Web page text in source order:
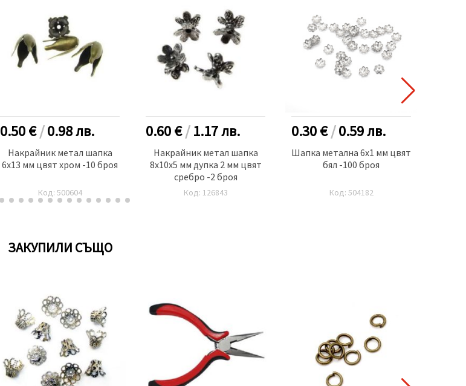
0.50 €/0.98лв.
Накрайник метал шапка
6x13 мм цвят хром -10 броя
Код: 500604
0.60 €/1.17лв.
Накрайник метал шапка
8x10x5 мм дупка 2 мм цвят
сребро -2 броя
Код: 126843
0.30 €/0.59лв.
Шапка металнa 6x1 мм цвят
бял -100 броя
Код: 504182
ЗАКУПИЛИ СЪЩО